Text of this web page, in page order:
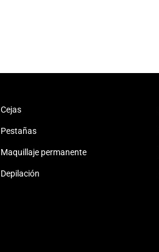
Cejas
Pestañas
Maquillaje permanente
Depilación